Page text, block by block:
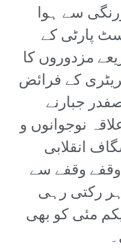
سے ہوا
پارٹی کے
مزدوروں کا
کے فرائض
جبارنے
نوجوانوں و
انقلابی
وقفے سے
رکتی رہی
مئی کو بھی